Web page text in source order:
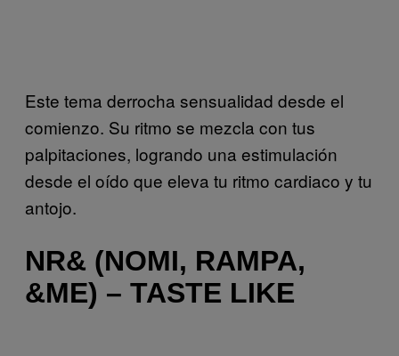
Este tema derrocha sensualidad desde el
comienzo. Su ritmo se mezcla con tus
palpitaciones, logrando una estimulación
desde el oído que eleva tu ritmo cardiaco y tu
antojo.
NR& (NOMI, RAMPA,
&ME) – TASTE LIKE